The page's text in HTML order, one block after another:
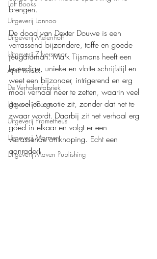
Loft Books
Uitgeverij Lannoo
Uitgeverij Melenhoff
Uitgeverij Zilverspoor
April Books
De Verhalenfabriek
Uitgeverij Cargo
Uitgeverij Prometheus
Uitgeverij Marmer
Uitgeverij Maven Publishing
brengen.
De dood van Dexter Douwe is een
verrassend bijzondere, toffe en goede
jeugdroman. Mark Tijsmans heeft een
levendige, unieke en vlotte schrijfstijl en
weet een bijzonder, intrigerend en erg
mooi verhaal neer te zetten, waarin veel
gevoel en emotie zit, zonder dat het te
zwaar wordt. Daarbij zit het verhaal erg
goed in elkaar en volgt er een
verrassende ontknoping. Echt een
aanrader!